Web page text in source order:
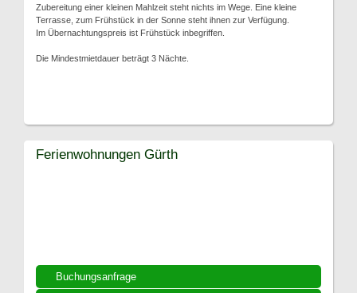
Zubereitung einer kleinen Mahlzeit steht nichts im Wege. Eine kleine
Terrasse, zum Frühstück in der Sonne steht ihnen zur Verfügung.
Im Übernachtungspreis ist Frühstück inbegriffen.
Die Mindestmietdauer beträgt 3 Nächte.
Buchungsanfrage
Ferienwohnungen Gürth